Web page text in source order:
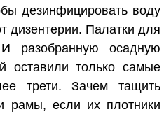
дезинфицировать воду
дизентерии. Палатки для
разобранную осадную
оставили только самые
трети. Зачем тащить
рамы, если их плотники